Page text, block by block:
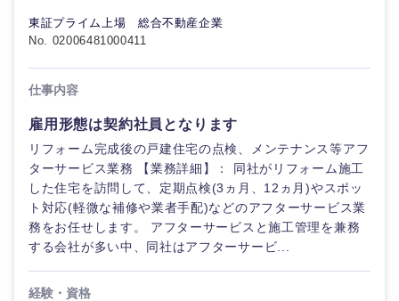
新潟県
石川県 福井県
山梨県 長野県
東証プライム上場 総合不動産企業
No. 02006481000411
仕事内容
雇用形態は契約社員となります
リフォーム完成後の戸建住宅の点検、メンテナンス等アフ
ターサービス業務 【業務詳細】： 同社がリフォーム施工
した住宅を訪問して、定期点検(3ヵ月、12ヵ月)やスポッ
ト対応(軽微な補修や業者手配)などのアフターサービス業
務をお任せします。 アフターサービスと施工管理を兼務
する会社が多い中、同社はアフターサービ...
経験・資格